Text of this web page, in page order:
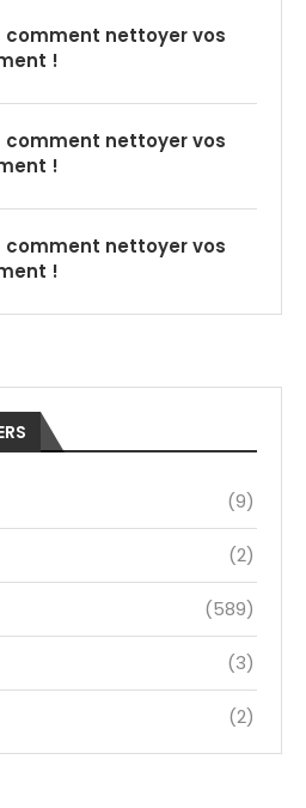
comment nettoyer vos
!
comment nettoyer vos
!
comment nettoyer vos
!
(9)
(2)
(589)
(3)
(2)